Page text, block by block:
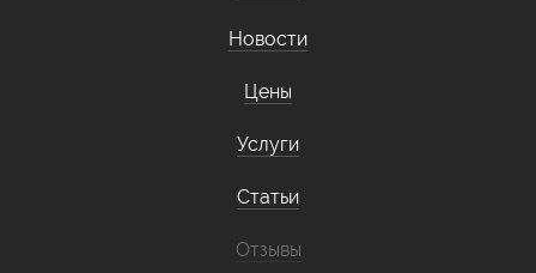
Новости
Цены
Услуги
Статьи
Отзывы